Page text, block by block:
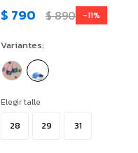
$ 790 $890 11
Variantes:
Elegir talle
28
29 31